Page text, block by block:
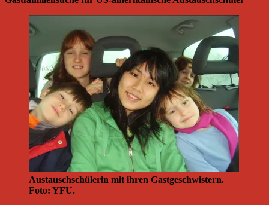
Austauschschülerin mit ihren Gastgeschwistern.
Foto: YFU.